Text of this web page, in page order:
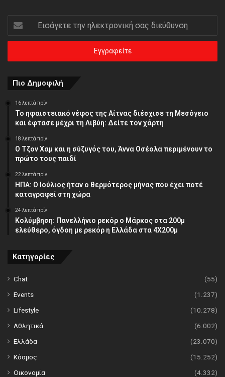
την
ηλεκτρονική
διεύθυνση
Πιο Δημοφιλή
16 λεπτά πρίν
Το ηφαιστειακό νέφος της Αίτνας διέσχισε τη Μεσόγειο
και έφτασε μέχρι τη Λιβύη: Δείτε τον χάρτη
18 λεπτά πρίν
Ο Τζον Χαμ και η σύζυγός του, Άννα Οσέολα περιμένουν το
πρώτο τους παιδί
22 λεπτά πρίν
ΗΠΑ: Ο Ιούλιος ήταν ο θερμότερος μήνας που έχει ποτέ
καταγραφεί στη χώρα
24 λεπτά πρίν
Κολύμβηση: Πανελλήνιο ρεκόρ ο Μάρκος στα 200μ
ελεύθερο, όγδοη με ρεκόρ η Ελλάδα στα 4Χ200μ
Κατηγορίες
Chat
(55)
Events
(1.237)
Lifestyle
(10.278)
Αθλητικά
(6.002)
Ελλάδα
(23.070)
Κόσμος
(15.252)
Οικονομία
(4.332)